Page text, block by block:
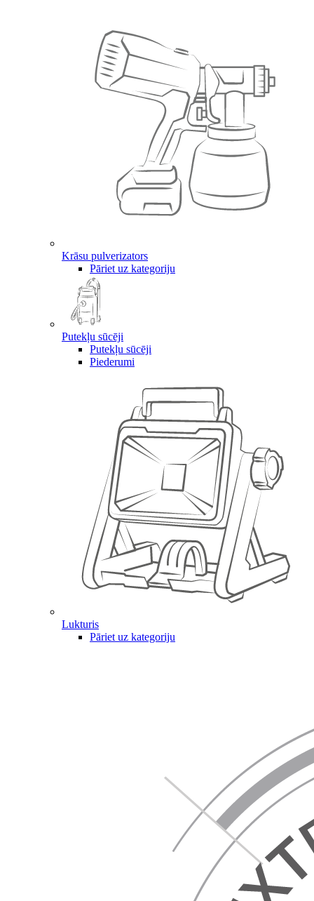
Krāsu pulverizators
Pāriet uz kategoriju
Putekļu sūcēji
Putekļu sūcēji
Piederumi
Lukturis
Pāriet uz kategoriju